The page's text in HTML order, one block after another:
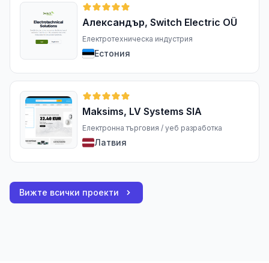
Александър, Switch Electric OÜ
Електротехническа индустрия
Естония
Maksims, LV Systems SIA
Електронна търговия / уеб разработка
Латвия
Вижте всички проекти